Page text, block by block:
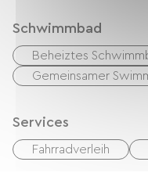
Schwimmbad
Beheiztes
Gemeinsamer
Services
Fahrradverleih